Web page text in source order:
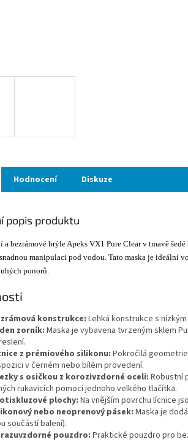
Hodnocení Diskuze
popis produktu
a bezrámové brýle Apeks VX1 Pure Clear v tmavě
manipulaci pod vodou. Tato maska je ideální
ponorů.
konstrukce: Lehká konstrukce s
zorník:Maska je vybavena tvrzeným sklem
z prémiového silikonu: Pokročilá
v černém nebo bílém provedení.
s osičkou z korozivzdorné oceli: Robustní
rukavicích pomocí jednoho velkého tlačítka.
plochy: Na vnějším povrchu lícnice
nebo neoprenový pásek: Maska je
součástí balení).
pouzdro: Praktické pouzdro pro